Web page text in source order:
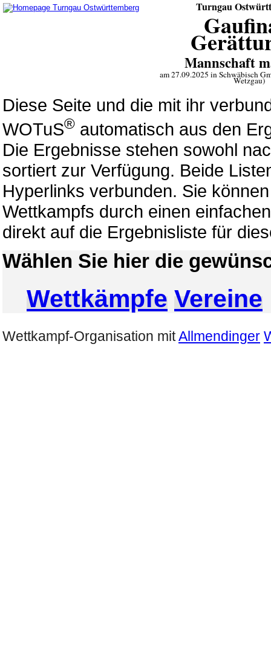
Turngau
Mannschaft
am 27.09.2025 in Schwäbisch
Wetzgau)
Diese Seite und die mit ihr
WOTuS® automatisch aus den
Die Ergebnisse stehen sowohl
sortiert zur Verfügung. Beide
Hyperlinks verbunden. Sie
Wettkampfs durch einen
direkt auf die Ergebnisliste für
Wählen Sie hier die
Wettkämpfe Vereine
Wettkampf-Organisation mitAllmendinger